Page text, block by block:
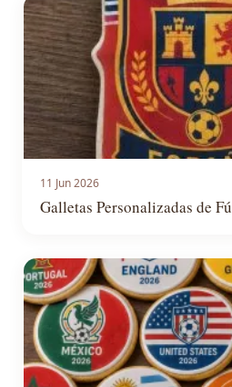
11 Jun 2026
Galletas Personalizadas de